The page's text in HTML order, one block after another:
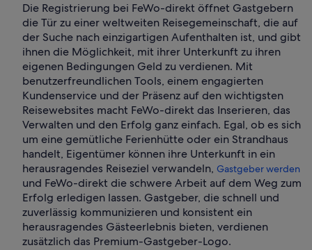
Die Registrierung bei FeWo-direkt öffnet Gastgebern
die Tür zu einer weltweiten Reisegemeinschaft, die auf
der Suche nach einzigartigen Aufenthalten ist, und gibt
ihnen die Möglichkeit, mit ihrer Unterkunft zu ihren
eigenen Bedingungen Geld zu verdienen. Mit
benutzerfreundlichen Tools, einem engagierten
Kundenservice und der Präsenz auf den wichtigsten
Reisewebsites macht FeWo-direkt das Inserieren, das
Verwalten und den Erfolg ganz einfach. Egal, ob es sich
um eine gemütliche Ferienhütte oder ein Strandhaus
handelt, Eigentümer können ihre Unterkunft in ein
herausragendes Reiseziel verwandeln, Gastgeber werden
und FeWo-direkt die schwere Arbeit auf dem Weg zum
Erfolg erledigen lassen. Gastgeber, die schnell und
zuverlässig kommunizieren und konsistent ein
herausragendes Gästeerlebnis bieten, verdienen
zusätzlich das Premium-Gastgeber-Logo.